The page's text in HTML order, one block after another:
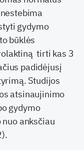
gydymo
būklės
tirti kas 3
padidėjusį
Studijos
atsinaujinimo
gydymo
anksčiau